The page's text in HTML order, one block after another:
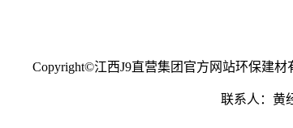
Copyright©江西J9直营集团官方网站环保建材
联系人：黄